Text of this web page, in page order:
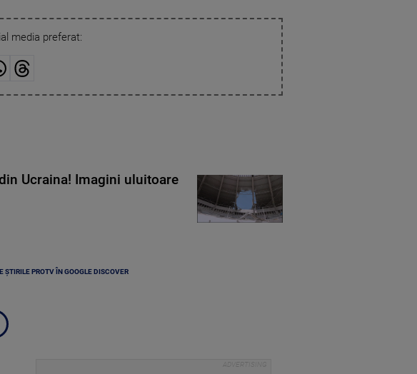
media preferat:
Ucraina! Imagini uluitoare
ȘTIRILE PROTV ÎN GOOGLE DISCOVER